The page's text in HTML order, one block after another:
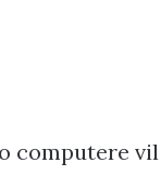
computere